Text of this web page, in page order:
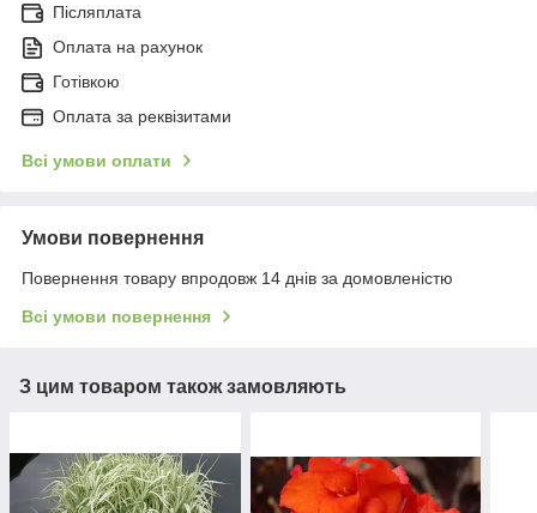
Післяплата
Оплата на рахунок
Готівкою
Оплата за реквізитами
Всі умови оплати
Умови повернення
Повернення товару впродовж 14 днів за домовленістю
Всі умови повернення
З цим товаром також замовляють